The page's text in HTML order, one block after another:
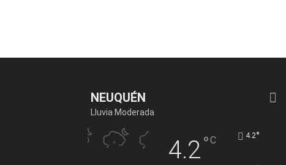
NEUQUÉN
Lluvia Moderada
4.2°C 4.2°